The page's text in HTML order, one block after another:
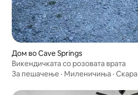
Дом во Cave Springs
Викендичката со розовата врата
За пешачење · Миленичиња · Скара